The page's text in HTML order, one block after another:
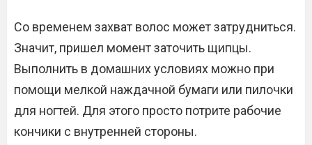
Со временем захват волос может затрудниться.
Значит, пришел момент заточить щипцы.
Выполнить в домашних условиях можно при
помощи мелкой наждачной бумаги или пилочки
для ногтей. Для этого просто потрите рабочие
кончики с внутренней стороны.